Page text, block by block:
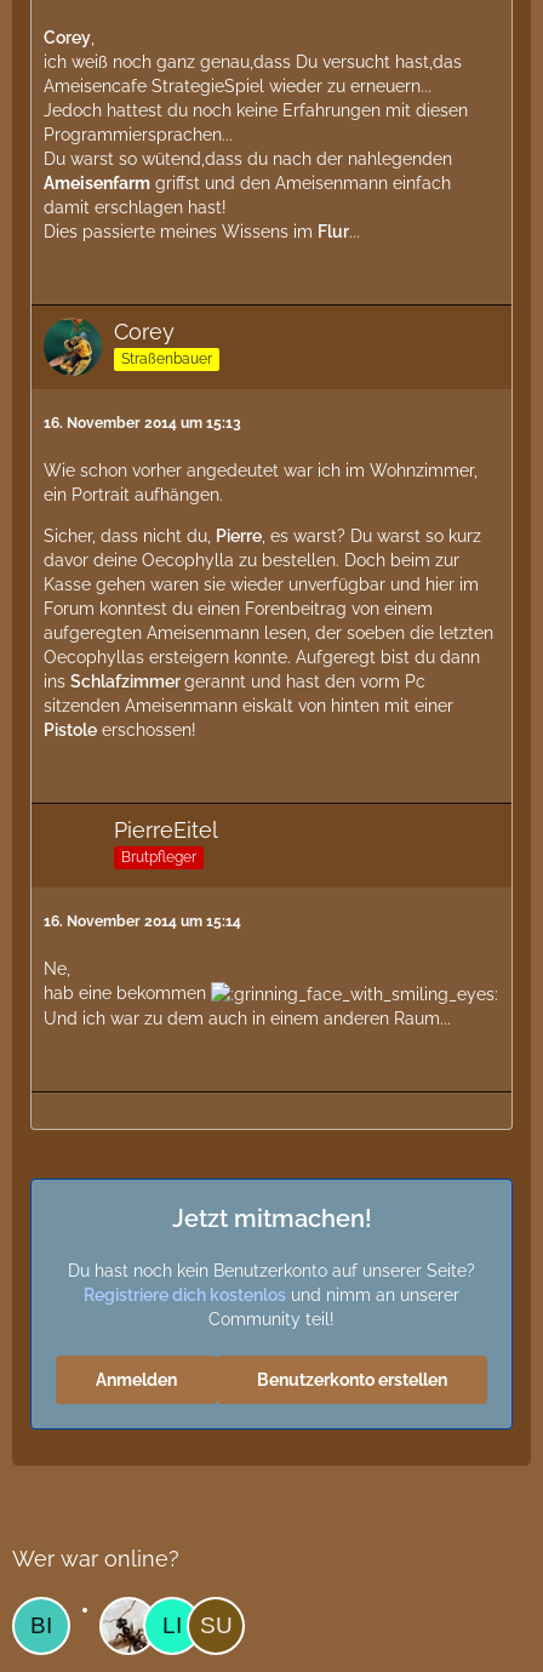
Corey
ich weiß noch ganz genau,dass Du versucht hast,das
Ameisencafe StrategieSpiel wieder zu erneuern...
Jedoch hattest du noch keine Erfahrungen mit diesen
Programmiersprachen...
Du warst so wütend,dass du nach der nahlegenden
Ameisenfarm griffst und den Ameisenmann einfach
damit erschlagen hast!
Dies passierte meines Wissens im Flur...
Corey
Straßenbauer
16. November 2014 um 15:13
Wie schon vorher angedeutet war ich im Wohnzimmer,
ein Portrait aufhängen.
Sicher, dass nicht du, Pierre , es warst? Du warst so kurz
davor deine Oecophylla zu bestellen. Doch beim zur
Kasse gehen waren sie wieder unverfügbar und hier im
Forum konntest du einen Forenbeitrag von einem
aufgeregten Ameisenmann lesen, der soeben die letzten
Oecophyllas ersteigern konnte. Aufgeregt bist du dann
ins Schlafzimmergerannt und hast den vorm Pc
sitzenden Ameisenmann eiskalt von hinten mit einer
Pistole erschossen!
PierreEitel
Brutpfleger
16. November 2014 um 15:14
Ne,
hab eine bekommen
Und ich war zu dem auch in einem anderen Raum...
Jetzt mitmachen!
Du hast noch kein Benutzerkonto auf unserer Seite?
Registriere dich kostenlos und nimm an unserer
Community teil!
Benutzerkonto erstellen
Anmelden
Wer war online?